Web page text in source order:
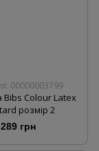
00000003799
Bibs Colour Latex
розмір 2
289 грн